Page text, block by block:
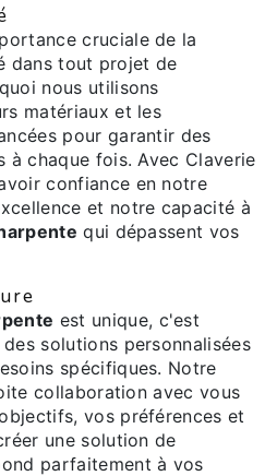
cruciale de la
dans tout projet de
nous utilisons
matériaux et les
pour garantir des
à chaque fois. Avec Claverie
confiance en notre
et notre capacité à
qui dépassent vos
est unique, c'est
solutions personnalisées
spécifiques. Notre
collaboration avec vous
vos préférences et
une solution de
parfaitement à vos